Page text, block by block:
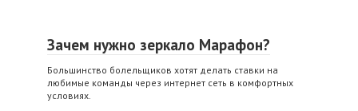
Зачем нужно зеркало Марафон?
Большинство болельщиков хотят делать ставки на
любимые команды через интернет сеть в комфортных
условиях.